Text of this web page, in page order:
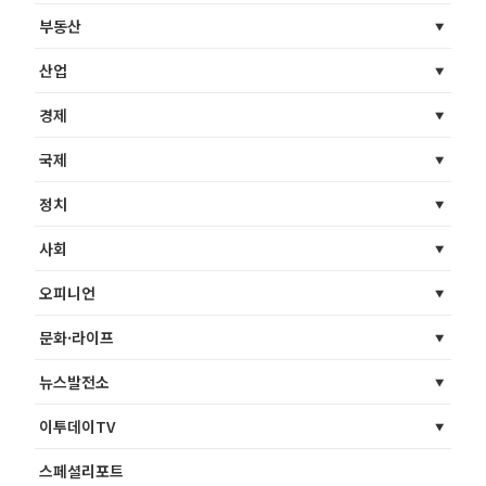
부동산
산업
경제
국제
정치
사회
오피니언
문화·라이프
뉴스발전소
이투데이TV
스페셜리포트